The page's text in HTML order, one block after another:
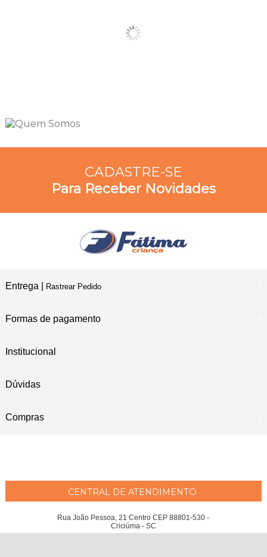
CADASTRE-SE
Para Receber Novidades
Entrega | Rastrear Pedido
Formas de pagamento
Institucional
Dúvidas
Compras
CENTRAL DE ATENDIMENTO
Rua João Pessoa, 21 Centro CEP 88801-530 -
Criciúma - SC